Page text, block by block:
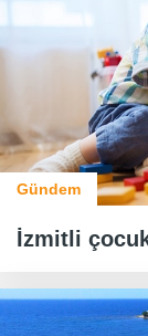
Gündem
İzmitli